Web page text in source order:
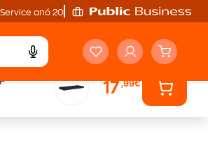
Service από 20'
17,99€